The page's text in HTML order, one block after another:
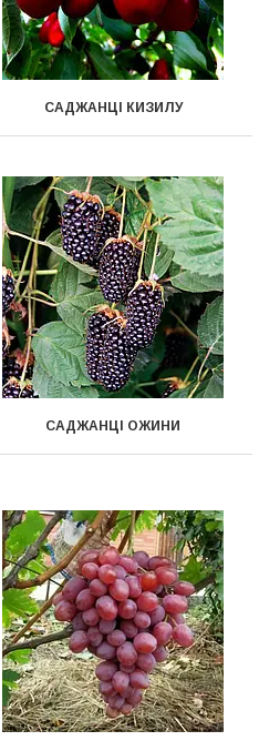
САДЖАНЦІ КИЗИЛУ
САДЖАНЦІ ОЖИНИ